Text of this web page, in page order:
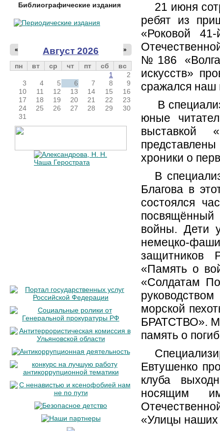
Библиографические издания
Август 2026
« »
пн вт ср чт пт сб
вс
1
2
3
4 5 6 7 8
9
10
11 12 13 14 15
16
17
18 19 20 21 22
23
24
25 26 27 28 29
30
31
21 июня
ребят из
«Роковой
№186
искусств»
сражался наш
В
юные
выставкой
хроники о
В
Благова в
состоялся
войны. Дети
немецко-
защитников
«Память о
«Солдатам
морской
БРАТСТВО».
память о
Евтушенко
клуба
носящим
«Улицы наших